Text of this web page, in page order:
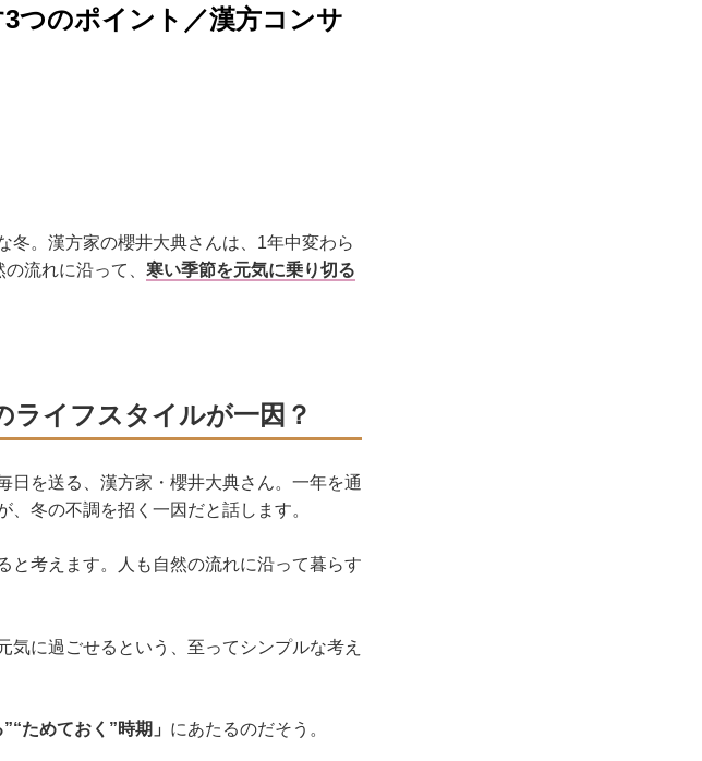
つのポイント／漢方コンサ
冬。漢方家の櫻井大典さんは、1年中変わら
流れに沿って、 寒い季節を元気に乗り切る
ライフスタイルが一因？
日を送る、漢方家・櫻井大典さん。一年を通
冬の不調を招く一因だと話します。
と考えます。人も自然の流れに沿って暮らす
に過ごせるという、至ってシンプルな考え
”“ためておく”時期」 にあたるのだそう。